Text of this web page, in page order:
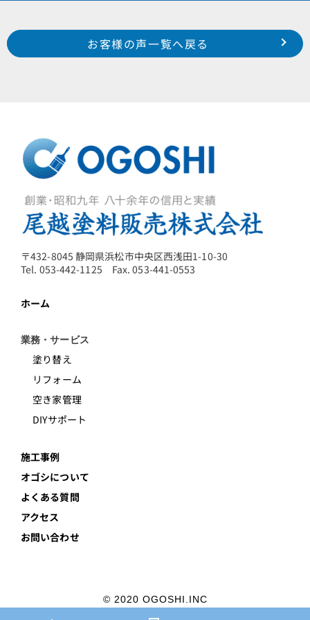
Prev
2026年1月施工 浜松市中央区白羽町 H様邸
お客様の声一覧へ戻る
〒432-8045 静岡県浜松市中央区西浅田1-10-30
Tel. 053-442-1125 Fax. 053-441-0553
ホーム
業務・サービス
塗り替え
リフォーム
空き家管理
DIYサポート
施工事例
オゴシについて
よくある質問
アクセス
お問い合わせ
© 2020 OGOSHI.INC